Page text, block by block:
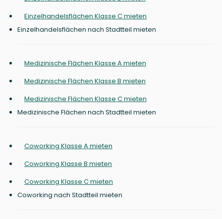
Einzelhandelsflächen Klasse C mieten
Einzelhandelsflächen nach Stadtteil mieten
Medizinische Flächen Klasse A mieten
Medizinische Flächen Klasse B mieten
Medizinische Flächen Klasse C mieten
Medizinische Flächen nach Stadtteil mieten
Coworking Klasse A mieten
Coworking Klasse B mieten
Coworking Klasse C mieten
Coworking nach Stadtteil mieten